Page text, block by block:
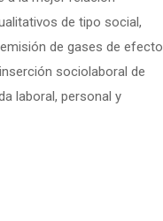
de tipo social,
de gases de efecto
sociolaboral de
laboral, personal y